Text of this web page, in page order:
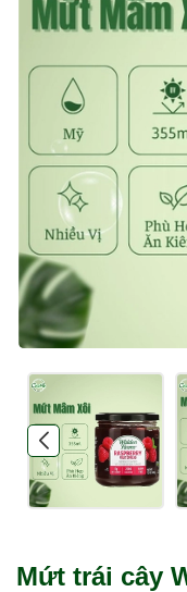
Mứt trái cây
Mã giảm giá:
Ngày hết hạn:
Điều kiện: